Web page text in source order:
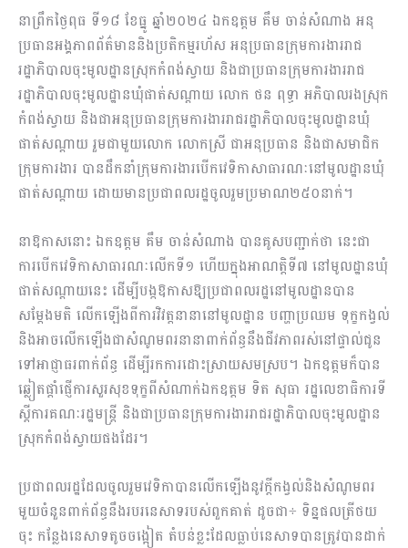
នាព្រឹកថ្ងៃពុធ ទី១៨ ខែធ្នូ ឆ្នាំ២០២៤ ឯកឧត្តម គឹម ចាន់សំណាង អនុ
ប្រធានអង្គភាពព័ត៌មាននិងប្រតិកម្មរហ័ស អនុប្រធានក្រុមការងាររាជ
រដ្ឋាភិបាលចុះមូលដ្ឋានស្រុកកំពង់ស្វាយ និងជាប្រធានក្រុមការងាររាជ
រដ្ឋាភិបាលចុះមូលដ្ឋានឃុំផាត់សណ្ដាយ លោក ថន ពុទ្ធា អភិបាលរងស្រុក
កំពង់ស្វាយ និងជាអនុប្រធានក្រុមការងាររាជរដ្ឋាភិបាលចុះមូលដ្ឋានឃុំ
ផាត់សណ្តាយ រួមជាមួយលោក លោកស្រី ជាអនុប្រធាន និងជាសមាជិក
ក្រុមការងារ បានដឹកនាំក្រុមការងារបើកវេទិកាសាធារណៈនៅមូលដ្ឋានឃុំ
ផាត់សណ្ដាយ ដោយមានប្រជាពលរដ្ឋចូលរួមប្រមាណ២៥០នាក់។
នាឱកាសនោះ ឯកឧត្តម គឹម ចាន់សំណាង បានគូសបញ្ជាក់ថា នេះជា
ការបើកវេទិកាសាធារណៈលើកទី១ ហើយក្នុងអាណត្តិទី៧ នៅមូលដ្ឋានឃុំ
ផាត់សណ្តាយនេះ ដើម្បីបង្កឱកាសឱ្យប្រជាពលរដ្ឋនៅមូលដ្ឋានបាន
សម្ដែងមតិ លើកឡើងពីការវិវត្តនានានៅមូលដ្ឋាន បញ្ហាប្រឈម ទុក្ខកង្វល់
និងអាចលើកឡើងជាសំណូមពរនានាពាក់ព័ន្ធនឹងជីវភាពរស់នៅផ្ទាល់ជូន
ទៅអាជ្ញាធរពាក់ព័ន្ធ ដើម្បីរកការដោះស្រាយសមស្រប។ ឯកឧត្តមក៏បាន
ឆ្លៀតផ្ដាំផ្ញើការសួរសុខទុក្ខពីសំណាក់ឯកឧត្តម ទិត សុធា រដ្ឋលេខាធិការទី
ស្ដីការគណៈរដ្ឋមន្ត្រី និងជាប្រធានក្រុមការងាររាជរដ្ឋាភិបាលចុះមូលដ្ឋាន
ស្រុកកំពង់ស្វាយផងដែរ។
ប្រជាពលរដ្ឋដែលចូលរួមវេទិកាបានលើកឡើងនូវក្ដីកង្វល់និងសំណូមពរ
មួយចំនួនពាក់ព័ន្ធនឹងរបរនេសាទរបស់ពួកគាត់ ដូចជា÷ ទិន្នផលត្រីថយ
ចុះ កន្លែងនេសាទតូចចង្អៀត តំបន់ខ្លះដែលធ្លាប់នេសាទបានត្រូវបានដាក់